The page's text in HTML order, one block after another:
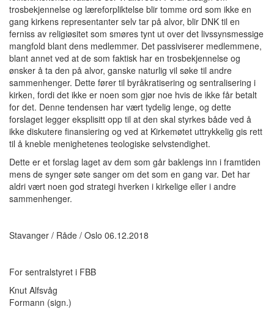
trosbekjennelse og læreforpliktelse blir tomme ord som ikke en
gang kirkens representanter selv tar på alvor, blir DNK til en
ferniss av religiøsitet som smøres tynt ut over det livssynsmessige
mangfold blant dens medlemmer. Det passiviserer medlemmene,
blant annet ved at de som faktisk har en trosbekjennelse og
ønsker å ta den på alvor, ganske naturlig vil søke til andre
sammenhenger. Dette fører til byråkratisering og sentralisering i
kirken, fordi det ikke er noen som gjør noe hvis de ikke får betalt
for det. Denne tendensen har vært tydelig lenge, og dette
forslaget legger eksplisitt opp til at den skal styrkes både ved å
ikke diskutere finansiering og ved at Kirkemøtet uttrykkelig gis rett
til å kneble menighetenes teologiske selvstendighet.
Dette er et forslag laget av dem som går baklengs inn i framtiden
mens de synger søte sanger om det som en gang var. Det har
aldri vært noen god strategi hverken i kirkelige eller i andre
sammenhenger.
Stavanger / Råde / Oslo 06.12.2018
For sentralstyret i FBB
Knut Alfsvåg
Formann (sign.)